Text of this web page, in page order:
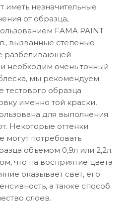
иметь незначительные
от образца,
FAMA PAINT
вызванные степенью
разбеливающей
необходим очень точный
мы рекомендуем
тестового образца
именно той краски,
для выполнения
Некоторые оттенки
могут потребовать
объемом 0,9л или 2,2л.
что на восприятие цвета
оказывает свет, его
а также способ
слоев.